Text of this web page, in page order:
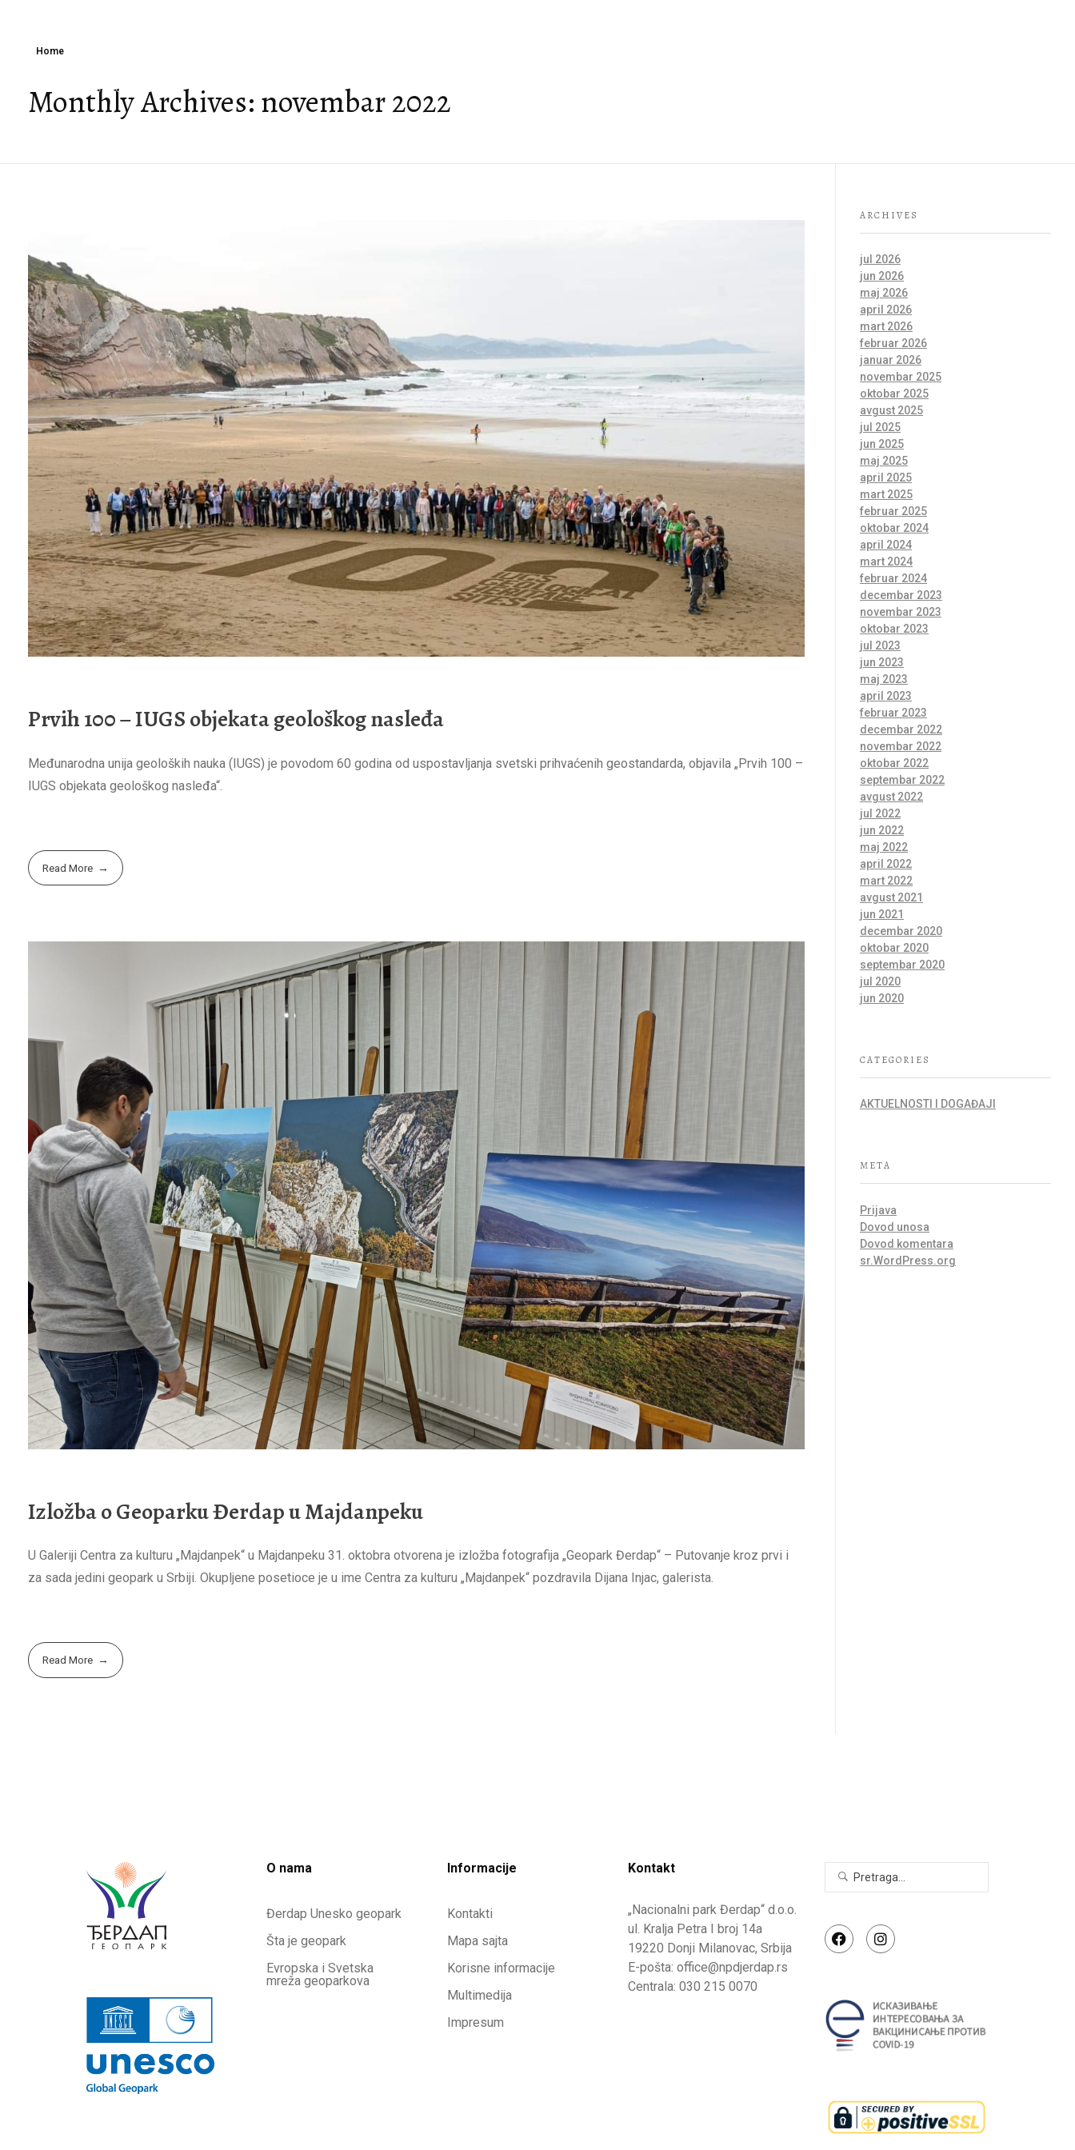
Home
Monthly Archives: novembar 2022
Prvih 100 – IUGS objekata geološkog nasleđa
Međunarodna unija geoloških nauka (IUGS) je povodom 60 godina od uspostavljanja svetski prihvaćenih geostandarda, objavila „Prvih 100 –
IUGS objekata geološkog nasleđa“.
Read More
Izložba o Geoparku Đerdap u Majdanpeku
U Galeriji Centra za kulturu „Majdanpek“ u Majdanpeku 31. oktobra otvorena je izložba fotografija „Geopark Đerdap“ – Putovanje kroz prvi i
za sada jedini geopark u Srbiji. Okupljene posetioce je u ime Centra za kulturu „Majdanpek“ pozdravila Dijana Injac, galerista.
Read More
ARCHIVES
jul 2026
jun 2026
maj 2026
april 2026
mart 2026
februar 2026
januar 2026
novembar 2025
oktobar 2025
avgust 2025
jul 2025
jun 2025
maj 2025
april 2025
mart 2025
februar 2025
oktobar 2024
april 2024
mart 2024
februar 2024
decembar 2023
novembar 2023
oktobar 2023
jul 2023
jun 2023
maj 2023
april 2023
februar 2023
decembar 2022
novembar 2022
oktobar 2022
septembar 2022
avgust 2022
jul 2022
jun 2022
maj 2022
april 2022
mart 2022
avgust 2021
jun 2021
decembar 2020
oktobar 2020
septembar 2020
jul 2020
jun 2020
CATEGORIES
AKTUELNOSTI I DOGAĐAJI
META
Prijava
Dovod unosa
Dovod komentara
sr.WordPress.org
O nama
Đerdap Unesko geopark
Šta je geopark
Evropska i Svetska
mreža geoparkova
Informacije
Kontakti
Mapa sajta
Korisne informacije
Multimedija
Impresum
Kontakt
„Nacionalni park Đerdap“ d.o.o.
ul. Kralja Petra I broj 14a
19220 Donji Milanovac, Srbija
E-pošta: office@npdjerdap.rs
Centrala: 030 215 0070